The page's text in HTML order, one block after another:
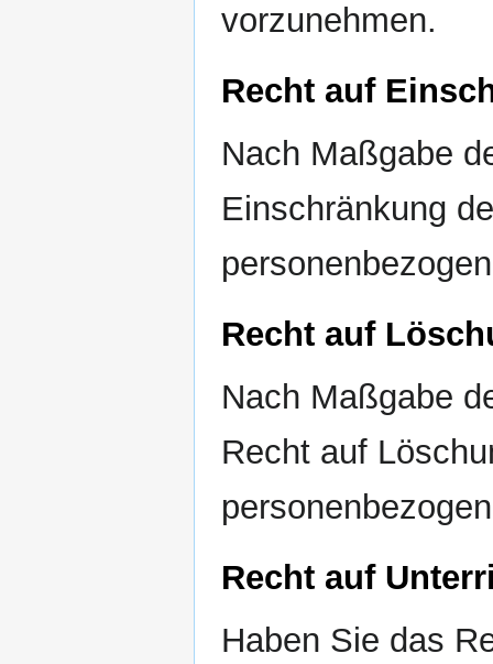
vorzunehmen.
Recht auf
Nach Maßgabe
Einschränkung
Recht auf
Nach Maßgabe
Recht auf
Recht auf
Haben Sie das